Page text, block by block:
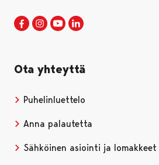
Porin kaupunki Facebookissa
Avautuu uudessa välilehdessä
Porin kaupunki
Avautuu uudessa
Porin kaupunki
Avautuu uudessa
Ota yhteyttä
Puhelinluettelo
Anna palautetta
Sähköinen asiointi ja lomakkeet